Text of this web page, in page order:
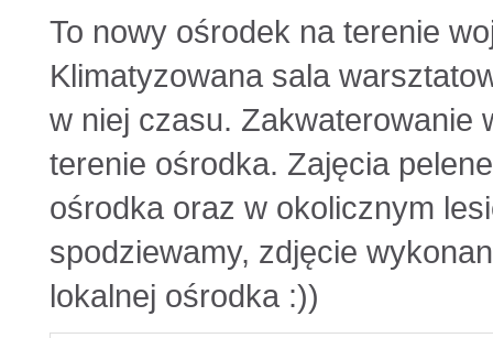
To nowy ośrodek na terenie
Klimatyzowana sala
w niej czasu. Zakwaterowanie
terenie ośrodka. Zajęcia
ośrodka oraz w okolicznym
spodziewamy, zdjęcie
lokalnej ośrodka :))